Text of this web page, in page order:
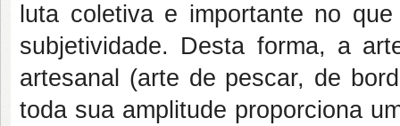
luta coletiva e importante no
subjetividade. Desta forma, a
artesanal (arte de pescar, de
toda sua amplitude proporciona